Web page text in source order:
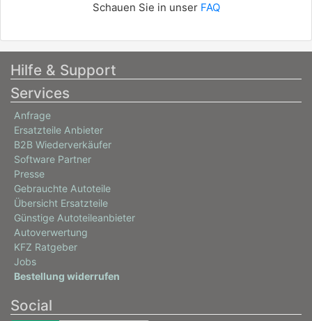
Schauen Sie in unser FAQ
Hilfe & Support
Services
Anfrage
Ersatzteile Anbieter
B2B Wiederverkäufer
Software Partner
Presse
Gebrauchte Autoteile
Übersicht Ersatzteile
Günstige Autoteileanbieter
Autoverwertung
KFZ Ratgeber
Jobs
Bestellung widerrufen
Social